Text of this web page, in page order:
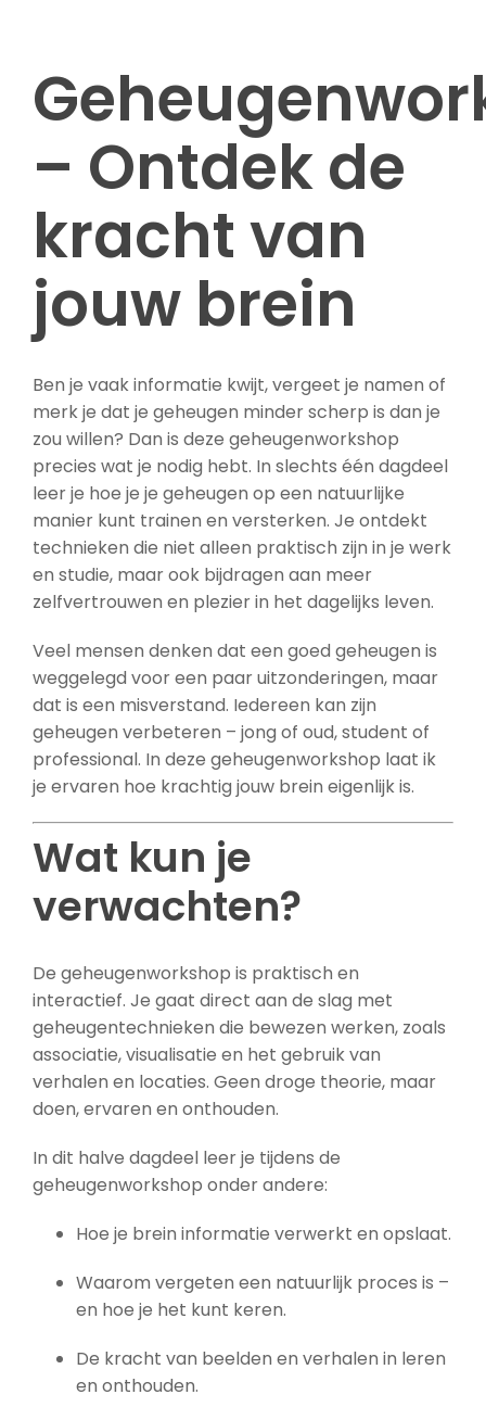
– Ontdek de
kracht van
jouw brein
Ben je vaak informatie kwijt, vergeet je namen of
merk je dat je geheugen minder scherp is dan je
zou willen? Dan is deze geheugenworkshop
precies wat je nodig hebt. In slechts één dagdeel
leer je hoe je je geheugen op een natuurlijke
manier kunt trainen en versterken. Je ontdekt
technieken die niet alleen praktisch zijn in je werk
en studie, maar ook bijdragen aan meer
zelfvertrouwen en plezier in het dagelijks leven.
Veel mensen denken dat een goed geheugen is
weggelegd voor een paar uitzonderingen, maar
dat is een misverstand. Iedereen kan zijn
geheugen verbeteren – jong of oud, student of
professional. In deze geheugenworkshop laat ik
je ervaren hoe krachtig jouw brein eigenlijk is.
Wat kun je
verwachten?
De geheugenworkshop is praktisch en
interactief. Je gaat direct aan de slag met
geheugentechnieken die bewezen werken, zoals
associatie, visualisatie en het gebruik van
verhalen en locaties. Geen droge theorie, maar
doen, ervaren en onthouden.
In dit halve dagdeel leer je tijdens de
geheugenworkshop onder andere:
Hoe je brein informatie verwerkt en opslaat.
Waarom vergeten een natuurlijk proces is –
en hoe je het kunt keren.
De kracht van beelden en verhalen in leren
en onthouden.